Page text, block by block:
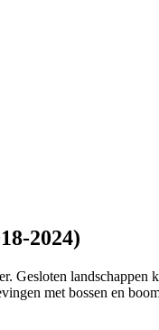
2024)
met bossen en